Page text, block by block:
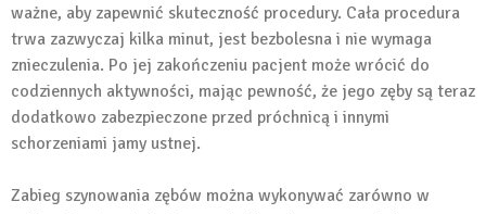
ważne, aby zapewnić skuteczność procedury. Cała procedura
trwa zazwyczaj kilka minut, jest bezbolesna i nie wymaga
znieczulenia. Po jej zakończeniu pacjent może wrócić do
codziennych aktywności, mając pewność, że jego zęby są teraz
dodatkowo zabezpieczone przed próchnicą i innymi
schorzeniami jamy ustnej.
Zabieg szynowania zębów można wykonywać zarówno w